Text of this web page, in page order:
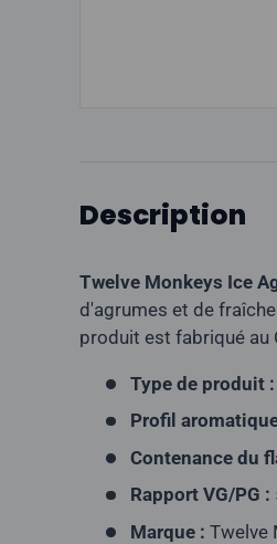
Description
Twelve Monkeys Ice
d'agrumes et de
produit est fabriqué au
Type de produit :
Profil
Contenance du
Rapport VG/PG :
Marque : Twelve